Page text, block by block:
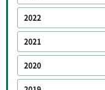
2022
2021
2020